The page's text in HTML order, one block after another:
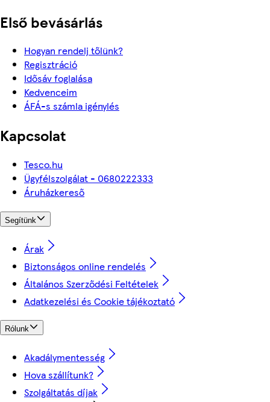
Első bevásárlás
Hogyan rendelj tőlünk?
Regisztráció
Idősáv foglalása
Kedvenceim
ÁFÁ-s számla igénylés
Kapcsolat
Tesco.hu
Ügyfélszolgálat - 0680222333
Áruházkereső
Segítünk
Árak
Biztonságos online rendelés
Általános Szerződési Feltételek
Adatkezelési és Cookie tájékoztató
Rólunk
Akadálymentesség
Hova szállítunk?
Szolgáltatás díjak